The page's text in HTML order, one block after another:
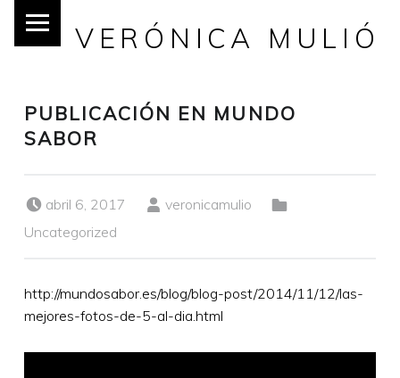
VERÓNICA MULIÓ
PUBLICACIÓN EN MUNDO
SABOR
abril 6, 2017 veronicamulio
Uncategorized
http://mundosabor.es/blog/blog-post/2014/11/12/las-
mejores-fotos-de-5-al-dia.html